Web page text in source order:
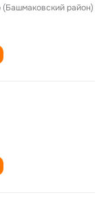
район)